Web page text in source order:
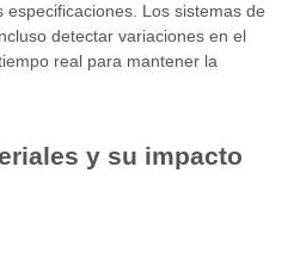
Los sistemas de
detectar variaciones en el
real para mantener la
y su impacto